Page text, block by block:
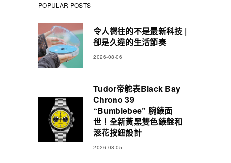
POPULAR POSTS
令人嚮往的不是最新科技 |
卻是久違的生活節奏
2026-08-06
Tudor帝舵表Black Bay
Chrono 39
“Bumblebee” 腕錶面
世！全新黃黑雙色錶盤和
滾花按鈕設計
2026-08-05